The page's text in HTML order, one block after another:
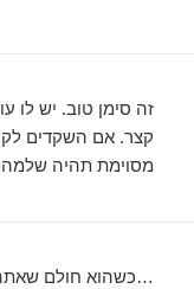
זה סימן טוב. יש לו
קצר. אם השקדים
מסוימת תהיה
…כשהוא חולם